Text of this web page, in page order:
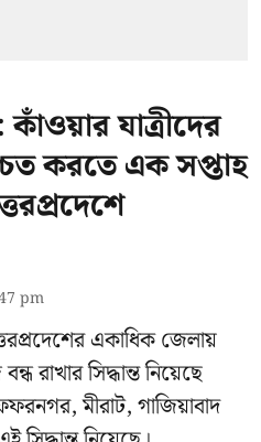
যাত্রীদের
করতে এক সপ্তাহ
pm
একাধিক জেলায়
রাখার সিদ্ধান্ত নিয়েছে
মীরাট, গাজিয়াবাদ